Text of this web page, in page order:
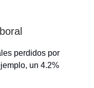
perdidos por
un 4.2%